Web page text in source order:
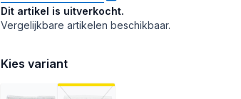
Dit artikel is uitverkocht.
Vergelijkbare artikelen beschikbaar.
Kies variant